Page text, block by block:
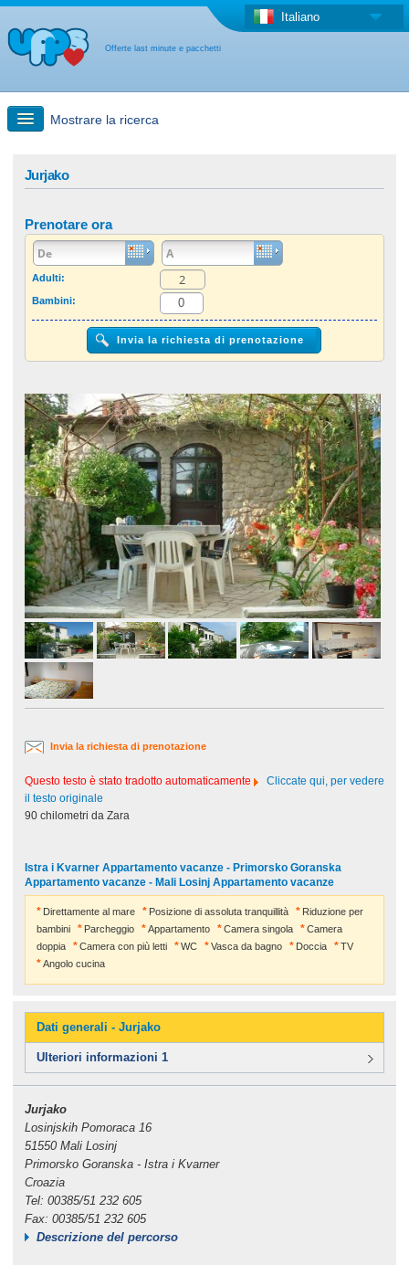
Offerte last minute e pacchetti
Italiano
Mostrare la ricerca
Offerta last minute + Offerta forfettaria
Altro paese
Jurjako
Prenotare ora
Adulti:
Bambini:
Invia la richiesta di prenotazione
Questo testo è stato tradotto automaticamente
Cliccate qui, per vedere
il testo originale
90 chilometri da Zara
Istra i Kvarner Appartamento vacanze - Primorsko Goranska
Appartamento vacanze - Mali Losinj Appartamento vacanze
Direttamente al mare Posizione di assoluta tranquillità
Riduzione per
bambini
Parcheggio Appartamento Camera singola
Camera
doppia
Camera con più letti WC Vasca da bagno Doccia
TV
Angolo cucina
Dati generali - Jurjako
Ulteriori informazioni 1
Jurjako
Losinjskih Pomoraca 16
51550 Mali Losinj
Primorsko Goranska - Istra i Kvarner
Croazia
Tel: 00385/51 232 605
Fax: 00385/51 232 605
Descrizione del percorso